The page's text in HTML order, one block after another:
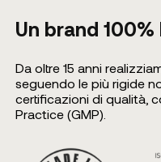
Un brand
Da oltre 15 anni
seguendo le più rigide
certificazioni di qualità,
Practice (GMP).